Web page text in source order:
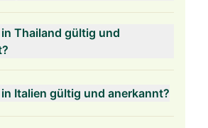
in Thailand gültig und
in Italien gültig und anerkannt?